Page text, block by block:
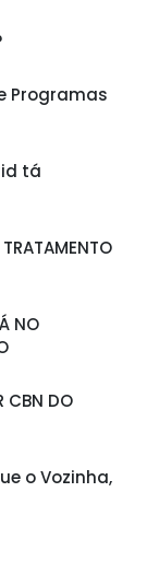
Programas
tá
NO
CBN DO
o Vozinha,